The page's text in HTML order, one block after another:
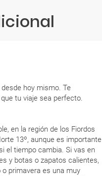
hoy mismo. Te
tu viaje sea perfecto.
en la región de los Fiordos
13º, aunque es importante
el tiempo cambia. Si vas en
y botas o zapatos calientes,
primavera es una muy